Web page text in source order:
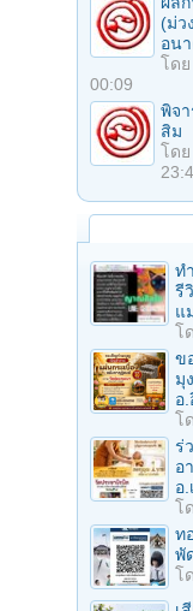
(ม่ว
อน
โดย
00:09
พิจ
สิม
โดย
ท
รี
แ
โ
ข
มุ
อ
โ
ร่
อ
อ
โ
ท
พั
โ